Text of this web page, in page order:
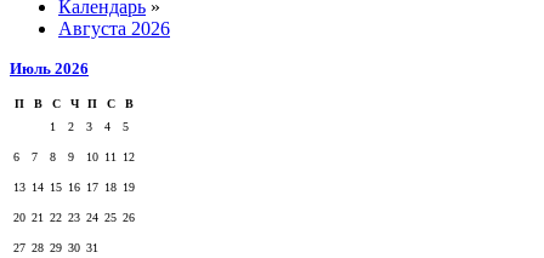
Календарь »
Августа 2026
Июль 2026
П В С Ч П С
В
1
2 3 4 5
6 7 8 9 10 11 12
13 14 15 16 17 18 19
20 21 22 23 24 25 26
27 28 29 30 31